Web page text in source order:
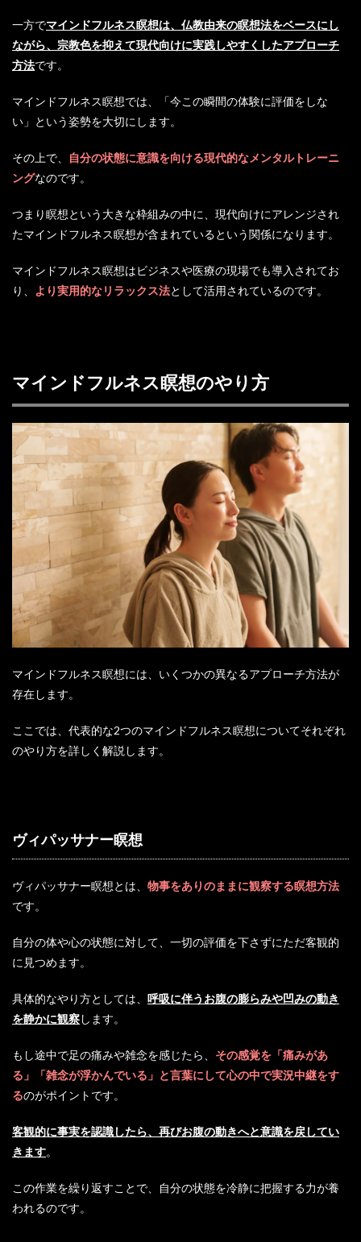
一方でマインドフルネス瞑想は、仏教由来の瞑想法をベースにし
ながら、宗教色を抑えて現代向けに実践しやすくしたアプローチ
方法です。
マインドフルネス瞑想では、「今この瞬間の体験に評価をしな
い」という姿勢を大切にします。
その上で、
自分の状態に意識を向ける現代的なメンタルトレーニ
ングなのです。
つまり瞑想という大きな枠組みの中に、現代向けにアレンジされ
たマインドフルネス瞑想が含まれているという関係になります。
マインドフルネス瞑想はビジネスや医療の現場でも導入されてお
り、
より実用的なリラックス法として活用されているのです。
マインドフルネス瞑想のやり方
マインドフルネス瞑想には、いくつかの異なるアプローチ方法が
存在します。
ここでは、代表的な2つのマインドフルネス瞑想についてそれぞれ
のやり方を詳しく解説します。
ヴィパッサナー瞑想
ヴィパッサナー瞑想とは、 物事をありのままに観察する瞑想方法
です。
自分の体や心の状態に対して、一切の評価を下さずにただ客観的
に見つめます。
具体的なやり方としては、 呼吸に伴うお腹の膨らみや凹みの動き
を静かに観察します。
もし途中で足の痛みや雑念を感じたら、 その感覚を「痛みがあ
る」「雑念が浮かんでいる」と言葉にして心の中で実況中継をす
るのがポイントです。
客観的に事実を認識したら、再びお腹の動きへと意識を戻してい
きます。
この作業を繰り返すことで、自分の状態を冷静に把握する力が養
われるのです。